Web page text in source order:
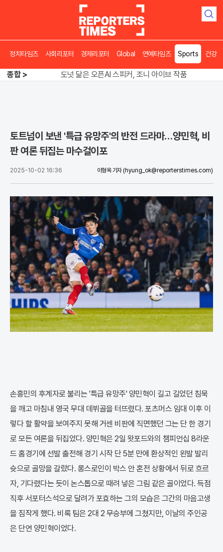
검
정치타임즈 사회리포터 경제리포터 Global 연예타임즈 Sports 건강
종합 >
송영길 인천서 반전 노려, 2주차 경선 요동
도넛 닮은 오픈AI 스피커, 조니 아이브 작품
토트넘이 보낸 '특급 유망주'의 반전 드라마…양민혁, 비
판 여론 뒤집는 마수걸이포
2025-10-02 16:36 이형옥 기자 (hyung_ok@reporterstimes.com)
손흥민의 후계자로 불리는 '특급 유망주' 양민혁이 길고 길었던 침묵
을 깨고 마침내 영국 무대 데뷔골을 터뜨렸다. 포츠머스 임대 이후 이
렇다 할 활약을 보여주지 못해 거센 비판에 직면했던 그는 단 한 경기
로 모든 여론을 뒤집었다. 양민혁은 2일 왓포드와의 챔피언십 8라운
드 홈경기에 선발 출전해 경기 시작 단 5분 만에 환상적인 왼발 발리
슛으로 골망을 갈랐다. 롱스로인이 박스 안 혼전 상황에서 뒤로 흐르
자, 기다렸다는 듯이 논스톱으로 때려 넣은 그림 같은 골이었다. 득점
직후 서포터스석으로 달려가 포효하는 그의 모습은 그간의 마음고생
을 짐작게 했다. 비록 팀은 2대 2 무승부에 그쳤지만, 이날의 주인공
은 단연 양민혁이었다.